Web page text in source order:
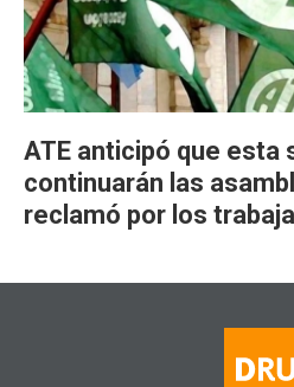
ATE anticipó que esta
continuarán las
reclamó por los